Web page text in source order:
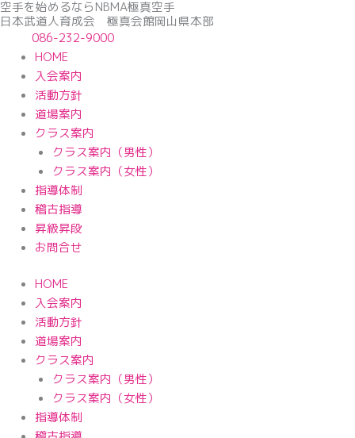
内
容
空手を始めるならNBМA極真空手
日本武道人育成会 極真会館岡山県本部
086-232-9000
HOME
入会案内
活動方針
道場案内
クラス案内
クラス案内（男性）
クラス案内（女性）
指導体制
稽古指導
昇級昇段
お問合せ
HOME
入会案内
活動方針
道場案内
クラス案内
クラス案内（男性）
クラス案内（女性）
指導体制